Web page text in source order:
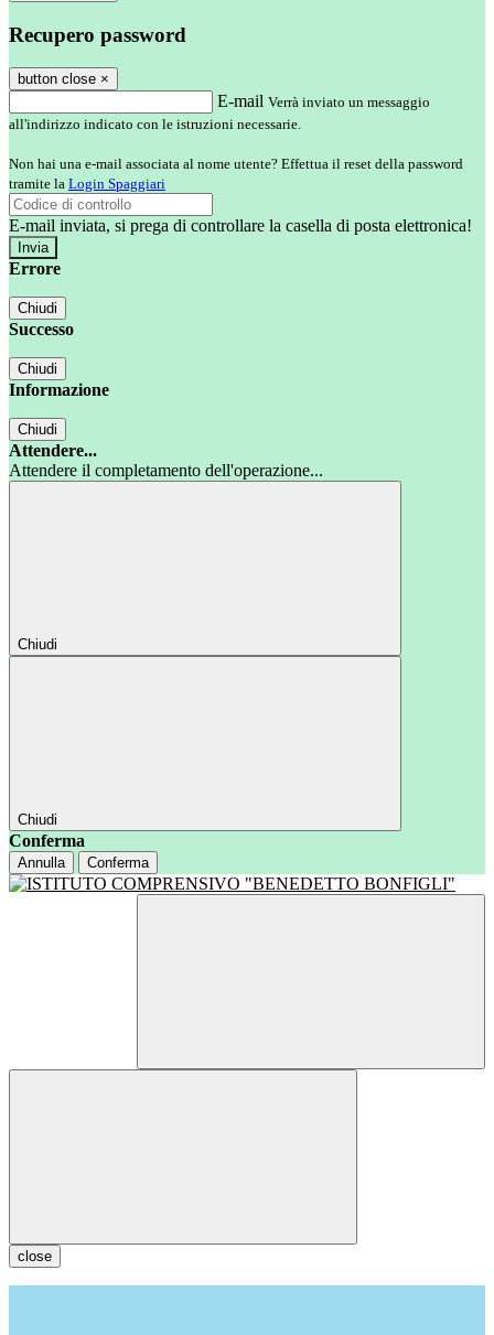
Recupero password
button close ×
E-mail Verrà inviato un messaggio
all'indirizzo indicato con le istruzioni necessarie.
Non hai una e-mail associata al nome utente? Effettua il reset della password
tramite la Login Spaggiari
E-mail inviata, si prega di controllare la casella di posta elettronica!
Errore
Chiudi
Successo
Chiudi
Informazione
Chiudi
Attendere...
Attendere il completamento dell'operazione...
Chiudi
Chiudi
Conferma
Annulla Conferma
close